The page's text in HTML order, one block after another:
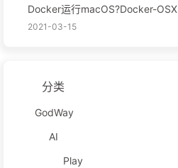
Docker运行macOS?Docker-OSX
2021-03-15
分类
GodWay
AI
Play